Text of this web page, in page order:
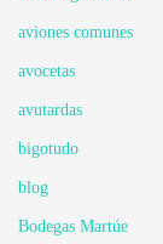
aviones comunes
avocetas
avutardas
bigotudo
blog
Bodegas Martúe